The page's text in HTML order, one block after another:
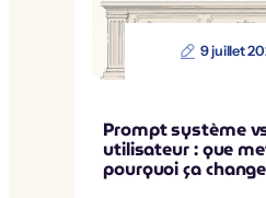
9 juillet
Prompt système
utilisateur : que
pourquoi ça